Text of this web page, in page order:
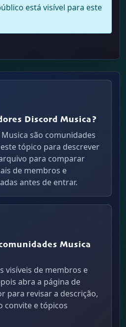
está visível para este
Discord Musica?
são comunidades
tópico para descrever
para comparar
de membros e
antes de entrar.
Musica
visíveis de membros e
abra a página de
para revisar a descrição,
convite e tópicos